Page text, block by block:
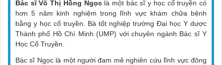
Bác sĩ Võ Thị Hồng Ngọclà một bác sĩ y học cổ truyền có
hơn 5 năm kinh nghiệm trong lĩnh vực khám chữa bệnh
bằng y học cổ truyền. Bà tốt nghiệp trường Đại học Y dược
Thành phố Hồ Chí Minh (UMP) với chuyên ngành Bác sĩ Y
Học Cổ Truyền.
Bác sĩ Ngọc là một người đam mê nghiên cứu lĩnh vực đông